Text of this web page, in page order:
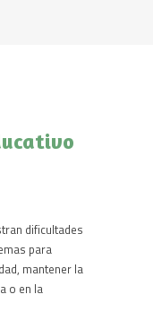
dificultades
para
mantener la
o en la